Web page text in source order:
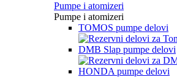
Pumpe i atomizeri
Pumpe i atomizeri
TOMOS pumpe delovi
DMB Slap pumpe delovi
HONDA pumpe delovi